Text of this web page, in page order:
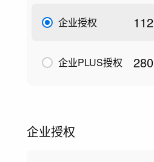
企业授权 112
企业PLUS授权 280
企业授权